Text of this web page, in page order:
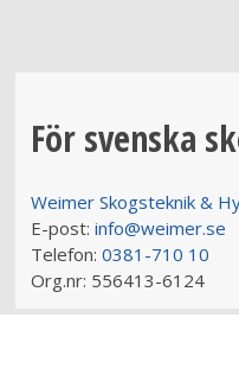
För svenska
Weimer Skogsteknik &
E-post: info@weimer.se
Telefon: 0381-710 10
Org.nr: 556413-6124